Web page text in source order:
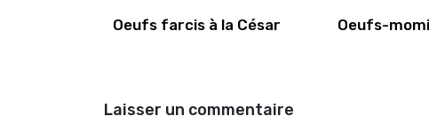
Oeufs farcis à la César Oeufs-
Laisser un commentaire